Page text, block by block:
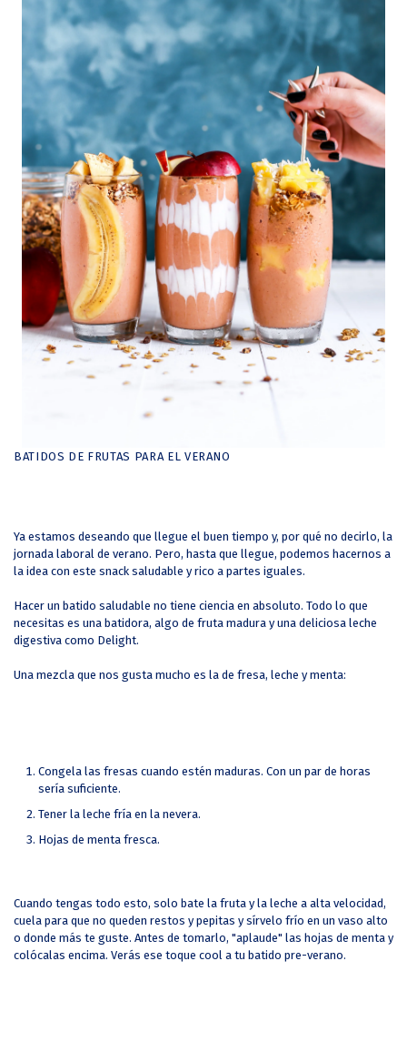
BATIDOS DE FRUTAS PARA EL VERANO
Ya estamos deseando que llegue el buen tiempo y, por qué no decirlo, la
jornada laboral de verano. Pero, hasta que llegue, podemos hacernos a
la idea con este snack saludable y rico a partes iguales.
Hacer un batido saludable no tiene ciencia en absoluto. Todo lo que
necesitas es una batidora, algo de fruta madura y una deliciosa leche
digestiva como Delight.
Una mezcla que nos gusta mucho es la de fresa, leche y menta:
Congela las fresas cuando estén maduras. Con un par de horas
sería suficiente.
Tener la leche fría en la nevera.
Hojas de menta fresca.
Cuando tengas todo esto, solo bate la fruta y la leche a alta velocidad,
cuela para que no queden restos y pepitas y sírvelo frío en un vaso alto
o donde más te guste. Antes de tomarlo, "aplaude" las hojas de menta y
colócalas encima. Verás ese toque cool a tu batido pre-verano.